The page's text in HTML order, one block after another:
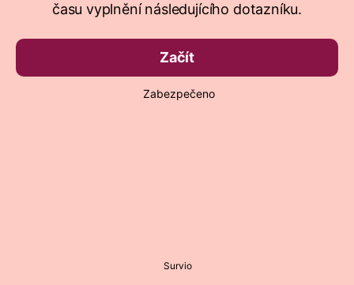
času vyplnění následujícího dotazníku.
Začít
Zabezpečeno
Survio